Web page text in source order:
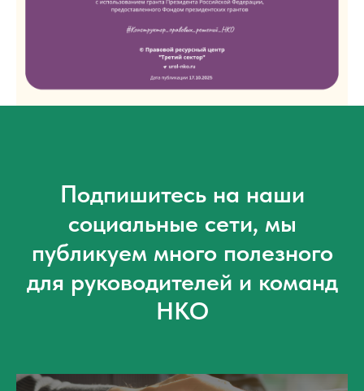
Подпишитесь на наши
социальные сети, мы
публикуем много полезного
для руководителей и команд
НКО